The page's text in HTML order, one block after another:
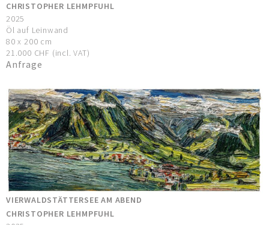
CHRISTOPHER LEHMPFUHL
2025
Öl auf Leinwand
80 x 200 cm
21.000 CHF (incl. VAT)
Anfrage
VIERWALDSTÄTTERSEE AM ABEND
CHRISTOPHER LEHMPFUHL